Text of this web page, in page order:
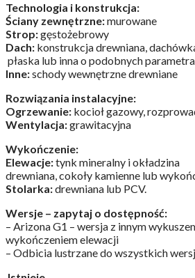
Technologia i konstrukcja:
Ściany zewnętrzne:murowane
Strop:gęstożebrowy
Dach: konstrukcja drewniana,
płaska lub inna o podobnych
Inne:schody wewnętrzne drewniane
Rozwiązania instalacyjne:
Ogrzewanie: kocioł gazowy,
Wentylacja:grawitacyjna
Wykończenie:
Elewacje:tynk mineralny i okładzina
drewniana, cokoły kamienne lub
Stolarka:drewniana lub PCV.
Wersje – zapytaj o dostępność:
– Arizona G1 – wersja z innym
wykończeniem elewacji
– Odbicia lustrzane do wszystkich